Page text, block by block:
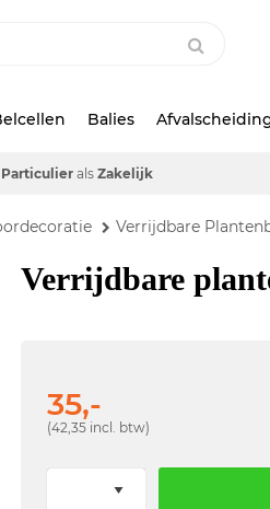
Balies
Particulier als Zakelijk
Verrijdbare
Verrijdbare
35,-
(42,35 incl. btw)